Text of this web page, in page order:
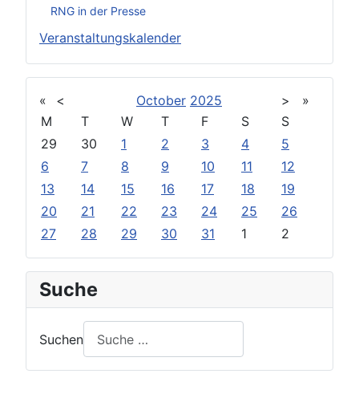
RNG in der Presse
Veranstaltungskalender
« < October 2025 >
»
M
T W T F S
S
29
30 1 2 3 4
5
6
7 8 9 10 11
12
13
14 15 16 17 18
19
20
21 22 23 24 25
26
27
28 29 30 31 1 2
Suche
Suchen